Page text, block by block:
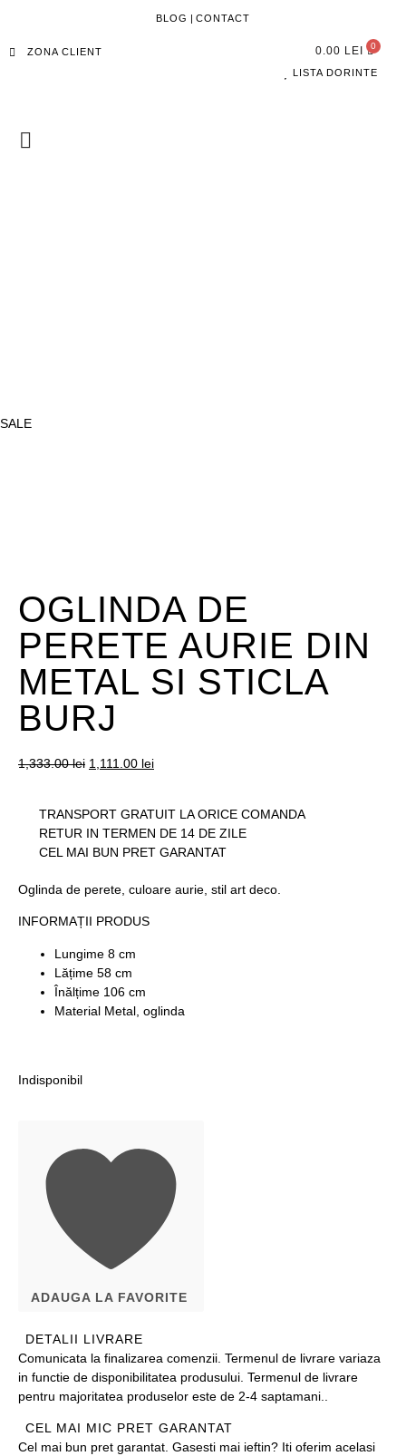
BLOG | CONTACT
ZONA CLIENT 0.00 LEI
LISTA DORINTE
SALE
OGLINDA DE
PERETE AURIE DIN
METAL SI STICLA
BURJ
1,333.00lei 1,111.00 lei
TRANSPORT GRATUIT LA ORICE COMANDA
RETUR IN TERMEN DE 14 DE ZILE
CEL MAI BUN PRET GARANTAT
Oglinda de perete, culoare aurie, stil art deco.
INFORMAȚII PRODUS
Lungime 8 cm
Lățime 58 cm
Înălțime 106 cm
Material Metal, oglinda
Indisponibil
ADAUGA LA FAVORITE
DETALII LIVRARE
Comunicata la finalizarea comenzii. Termenul de livrare variaza
in functie de disponibilitatea produsului. Termenul de livrare
pentru majoritatea produselor este de 2-4 saptamani..
CEL MAI MIC PRET GARANTAT
Cel mai bun pret garantat. Gasesti mai ieftin? Iti oferim acelasi